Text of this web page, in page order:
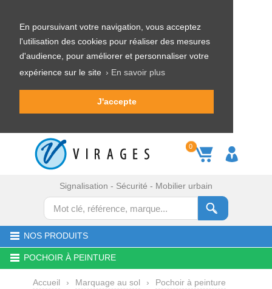
En poursuivant votre navigation, vous acceptez
l'utilisation des cookies pour réaliser des mesures
d'audience, pour améliorer et personnaliser votre
expérience sur le site › En savoir plus
J'accepte
0
Signalisation - Sécurité - Mobilier urbain
NOS PRODUITS
POCHOIR À PEINTURE
Accueil › Marquage au sol ›
Pochoir à peinture